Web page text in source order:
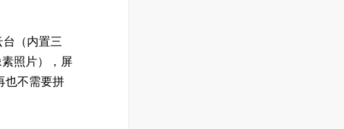
（内置三
照片），屏
也不需要拼